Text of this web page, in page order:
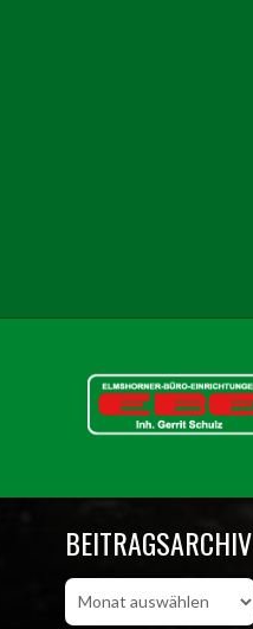
BEITRAGSARCHIV
Beitragsarchiv